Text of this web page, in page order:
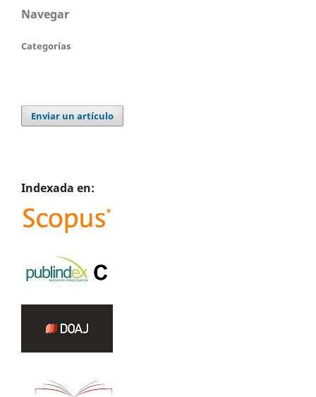
Navegar
Categorías
Enviar un artículo
Indexada en: